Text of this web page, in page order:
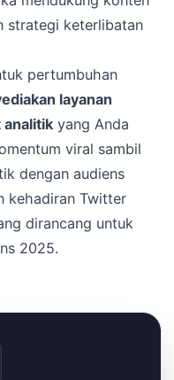
strategi keterlibatan
pertumbuhan
layanan
analitik yang Anda
viral sambil
dengan audiens
kehadiran Twitter
dirancang untuk
2025.